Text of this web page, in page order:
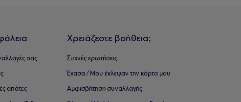
σας
απάτες
Χρειάζεστε βοήθεια;
Συχνές ερωτήσεις
Έχασα / Μου έκλεψαν την κάρτα μου
Αμφισβήτηση συναλλαγής